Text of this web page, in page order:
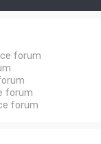
forum
forum
forum